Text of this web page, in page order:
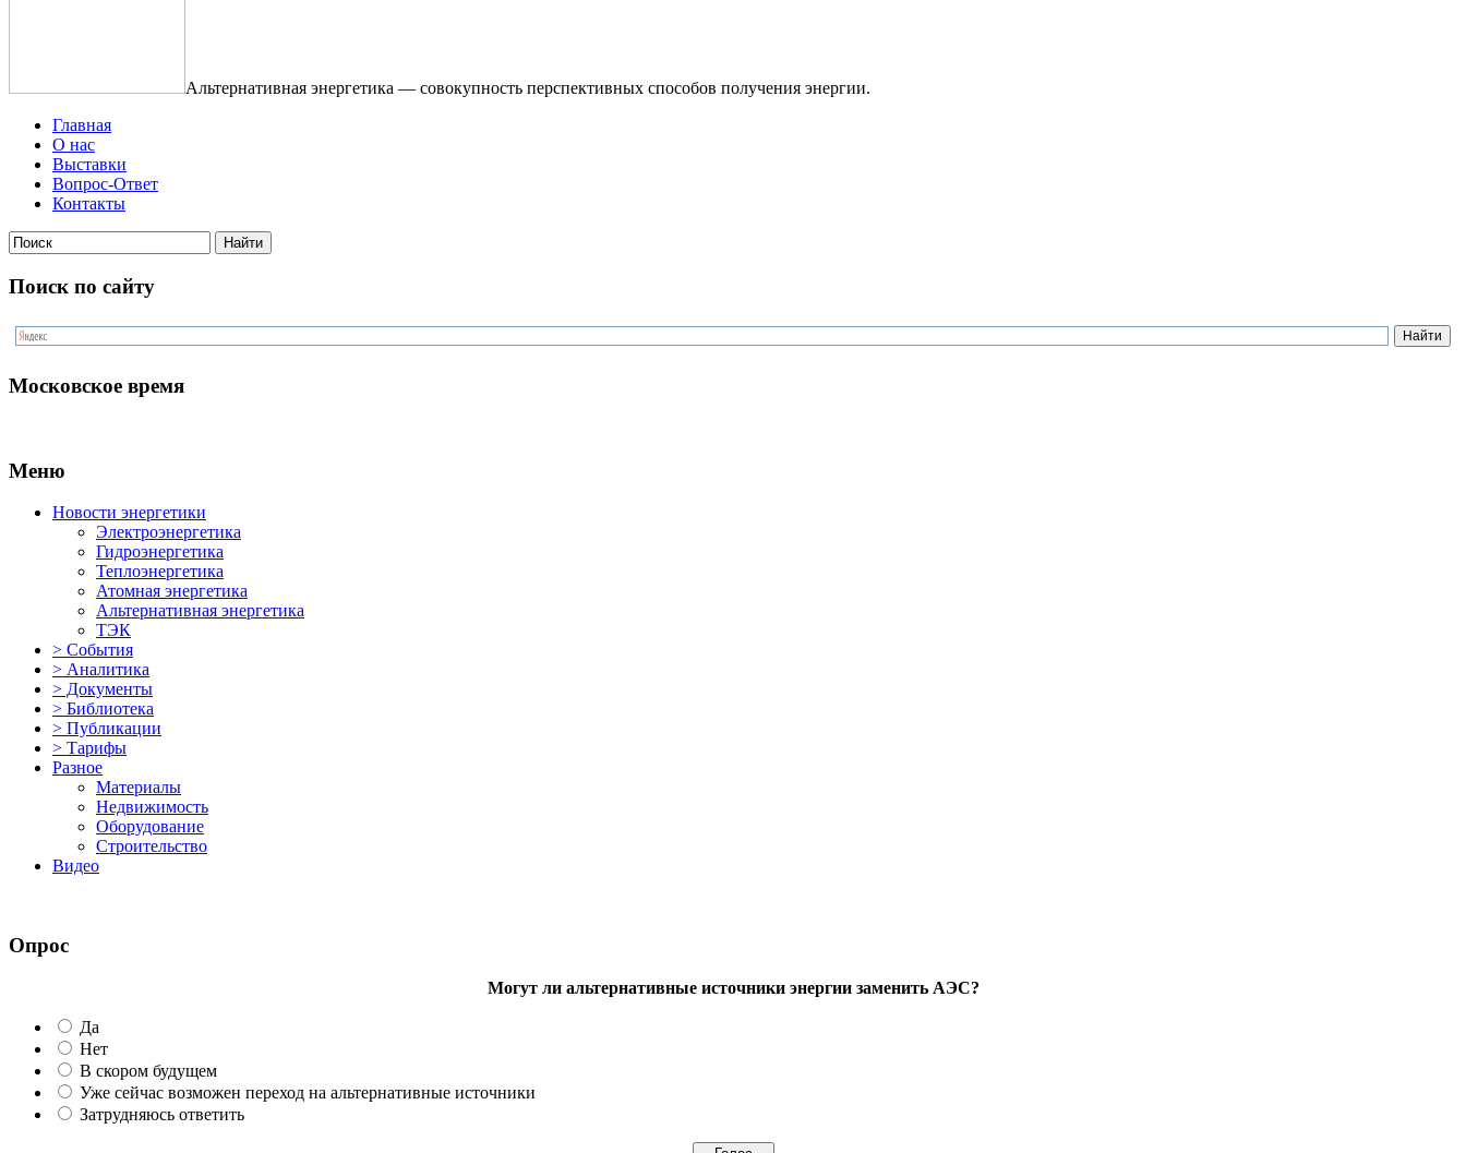
Альтернативная энергетика — совокупность перспективных способов получения энергии.
Главная
О нас
Выставки
Вопрос-Ответ
Контакты
Поиск по сайту
Московское время
Меню
Новости энергетики
Электроэнергетика
Гидроэнергетика
Теплоэнергетика
Атомная энергетика
Альтернативная энергетика
ТЭК
> События
> Аналитика
> Документы
> Библиотека
> Публикации
> Тарифы
Разное
Материалы
Недвижимость
Оборудование
Строительство
Видео
Опрос
Могут ли альтернативные источники энергии заменить АЭС?
Да
Нет
В скором будущем
Уже сейчас возможен переход на альтернативные источники
Затрудняюсь ответить